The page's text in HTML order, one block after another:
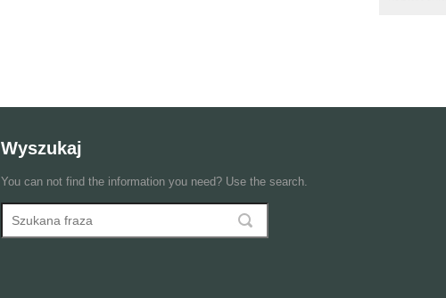
Wyszukaj
You can not find the information you need? Use the search.
Formularz wyszukiwania
Wyszukaj